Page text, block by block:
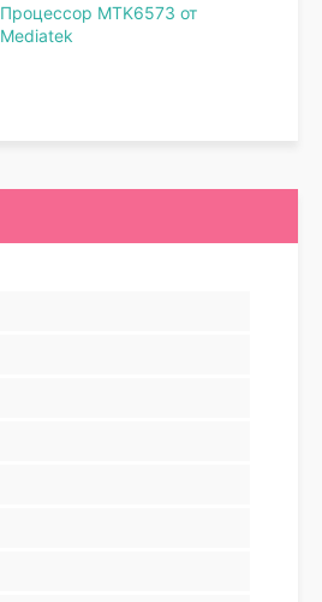
Процессор MTK6573 от
Mediatek